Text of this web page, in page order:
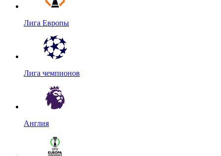
Лига Европы
Лига чемпионов
Англия